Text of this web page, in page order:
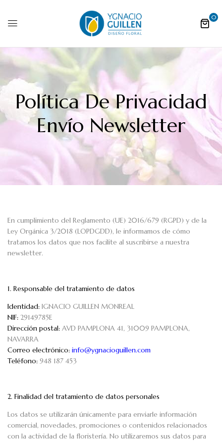
0
Política De Privacidad
Envío Newsletter
En cumplimiento del Reglamento (UE) 2016/679 (RGPD) y de la
Ley Orgánica 3/2018 (LOPDGDD), le informamos de cómo
tratamos los datos que nos facilite al suscribirse a nuestra
newsletter.
1. Responsable del tratamiento de datos
Identidad: IGNACIO GUILLEN MONREAL
NIF: 29149785E
Dirección postal: AVD PAMPLONA 41, 31009 PAMPLONA,
NAVARRA
Correo electrónico: info@ygnacioguillen.com
Teléfono: 948 187 453
2. Finalidad del tratamiento de datos personales
Los datos se utilizarán únicamente para enviarle información
comercial, novedades, promociones o contenidos relacionados
con la actividad de la floristería. No utilizaremos sus datos para